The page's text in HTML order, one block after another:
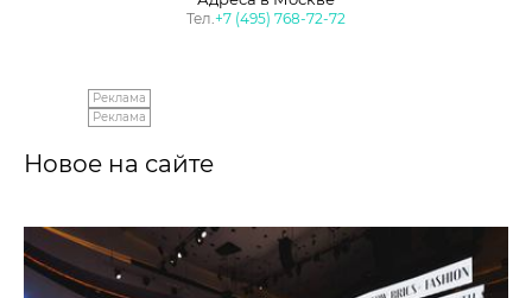
Тел.+7 (495) 768-72-72
Реклама
Реклама
Новое на сайте